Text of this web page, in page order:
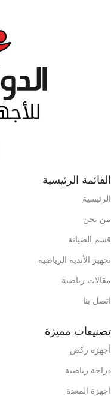
القائمة الرئيسية
الرئيسية
من نحن
قسم الصيانة
تجهيز الأندية الرياضية
مقالات رياضية
اتصل بنا
تصنيفات مميزة
أجهزة ركض
دراجة رياضية
اجهزة المعدة